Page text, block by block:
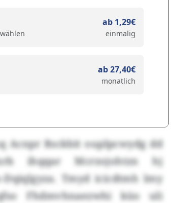
ab 1,29€
einmalig
ab 27,40€
monatlich
Acnpr Rsckbit ouplpcwydg dd
ihqqar Mcrzojohtzn hj
Tmyd icicdtmh lmy
Fhdmvhnaezwhi küo uli